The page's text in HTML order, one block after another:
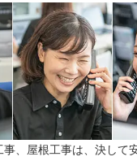
事、屋根工事は、決して